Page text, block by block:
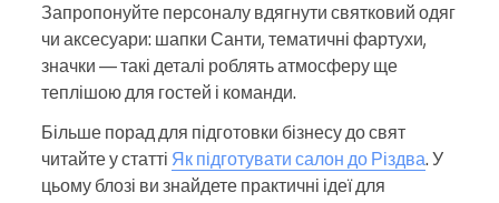
Запропонуйте персоналу вдягнути святковий одяг
чи аксесуари: шапки Санти, тематичні фартухи,
значки — такі деталі роблять атмосферу ще
теплішою для гостей і команди.
Більше порад для підготовки бізнесу до свят
читайте у статті Як підготувати салон до Різдва. У
цьому блозі ви знайдете практичні ідеї для